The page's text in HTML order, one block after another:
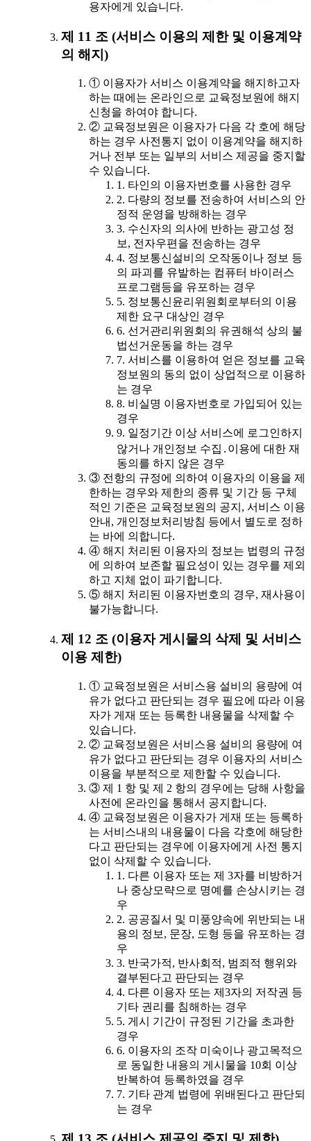
용자에게 있습니다.
제 11 조 (서비스 이용의 제한 및 이용계약
의 해지)
① 이용자가 서비스 이용계약을 해지하고자
하는 때에는 온라인으로 교육정보원에 해지
신청을 하여야 합니다.
② 교육정보원은 이용자가 다음 각 호에 해당
하는 경우 사전통지 없이 이용계약을 해지하
거나 전부 또는 일부의 서비스 제공을 중지할
수 있습니다.
1. 타인의 이용자번호를 사용한 경우
2. 다량의 정보를 전송하여 서비스의 안
정적 운영을 방해하는 경우
3. 수신자의 의사에 반하는 광고성 정
보, 전자우편을 전송하는 경우
4. 정보통신설비의 오작동이나 정보 등
의 파괴를 유발하는 컴퓨터 바이러스
프로그램등을 유포하는 경우
5. 정보통신윤리위원회로부터의 이용
제한 요구 대상인 경우
6. 선거관리위원회의 유권해석 상의 불
법선거운동을 하는 경우
7. 서비스를 이용하여 얻은 정보를 교육
정보원의 동의 없이 상업적으로 이용하
는 경우
8. 비실명 이용자번호로 가입되어 있는
경우
9. 일정기간 이상 서비스에 로그인하지
않거나 개인정보 수집․이용에 대한 재
동의를 하지 않은 경우
③ 전항의 규정에 의하여 이용자의 이용을 제
한하는 경우와 제한의 종류 및 기간 등 구체
적인 기준은 교육정보원의 공지, 서비스 이용
안내, 개인정보처리방침 등에서 별도로 정하
는 바에 의합니다.
④ 해지 처리된 이용자의 정보는 법령의 규정
에 의하여 보존할 필요성이 있는 경우를 제외
하고 지체 없이 파기합니다.
⑤ 해지 처리된 이용자번호의 경우, 재사용이
불가능합니다.
제 12 조 (이용자 게시물의 삭제 및 서비스
이용 제한)
① 교육정보원은 서비스용 설비의 용량에 여
유가 없다고 판단되는 경우 필요에 따라 이용
자가 게재 또는 등록한 내용물을 삭제할 수
있습니다.
② 교육정보원은 서비스용 설비의 용량에 여
유가 없다고 판단되는 경우 이용자의 서비스
이용을 부분적으로 제한할 수 있습니다.
③ 제 1 항 및 제 2 항의 경우에는 당해 사항을
사전에 온라인을 통해서 공지합니다.
④ 교육정보원은 이용자가 게재 또는 등록하
는 서비스내의 내용물이 다음 각호에 해당한
다고 판단되는 경우에 이용자에게 사전 통지
없이 삭제할 수 있습니다.
1. 다른 이용자 또는 제 3자를 비방하거
나 중상모략으로 명예를 손상시키는 경
우
2. 공공질서 및 미풍양속에 위반되는 내
용의 정보, 문장, 도형 등을 유포하는 경
우
3. 반국가적, 반사회적, 범죄적 행위와
결부된다고 판단되는 경우
4. 다른 이용자 또는 제3자의 저작권 등
기타 권리를 침해하는 경우
5. 게시 기간이 규정된 기간을 초과한
경우
6. 이용자의 조작 미숙이나 광고목적으
로 동일한 내용의 게시물을 10회 이상
반복하여 등록하였을 경우
7. 기타 관계 법령에 위배된다고 판단되
는 경우